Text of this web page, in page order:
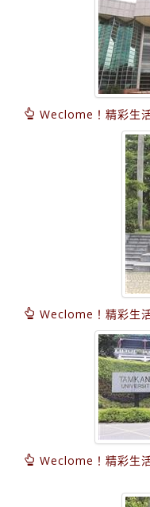
Weclome！精彩生
Weclome！精彩生
Weclome！精彩生